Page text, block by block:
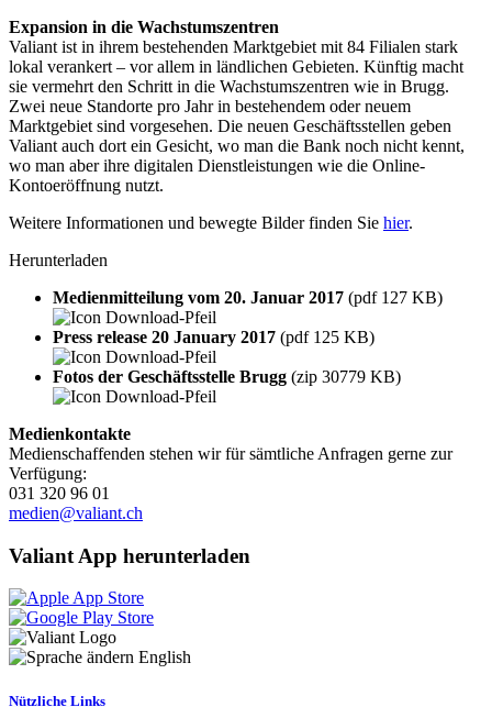
Expansion in die Wachstumszentren
Valiant ist in ihrem bestehenden Marktgebiet mit 84 Filialen stark
lokal verankert – vor allem in ländlichen Gebieten. Künftig macht
sie vermehrt den Schritt in die Wachstumszentren wie in Brugg.
Zwei neue Standorte pro Jahr in bestehendem oder neuem
Marktgebiet sind vorgesehen. Die neuen Geschäftsstellen geben
Valiant auch dort ein Gesicht, wo man die Bank noch nicht kennt,
wo man aber ihre digitalen Dienstleistungen wie die Online-
Kontoeröffnung nutzt.
Weitere Informationen und bewegte Bilder finden Sie hier.
Herunterladen
Medienmitteilung vom 20. Januar 2017 (pdf 127 KB)
Press release 20 January 2017 (pdf 125 KB)
Fotos der Geschäftsstelle Brugg (zip 30779 KB)
Medienkontakte
Medienschaffenden stehen wir für sämtliche Anfragen gerne zur
Verfügung:
031 320 96 01
medien@valiant.ch
Valiant App herunterladen
English
Nützliche Links